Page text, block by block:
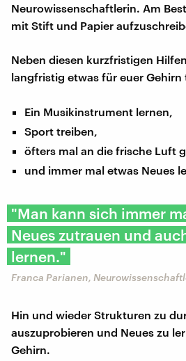
Neurowissenschaftlerin. Am
mit Stift und Papier
Neben diesen kurzfristigen
langfristig etwas für euer Gehirn
Ein Musikinstrument lernen,
Sport treiben,
öfters mal an die frische Luft
und immer mal etwas Neues
"Man kann sich immer
Neues zutrauen und
lernen."
Franca Parianen,
Hin und wieder Strukturen zu
auszuprobieren und Neues zu
Gehirn.